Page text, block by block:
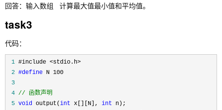
回答：输入数组 计算最大值最小值和平均值。
task3
代码：
1
2 #define
3
4 // 函数声明
5 void output(int x[][N], int